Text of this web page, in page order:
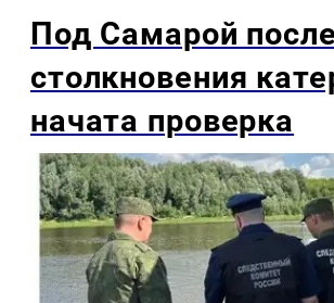
Под Самарой после
столкновения
начата проверка